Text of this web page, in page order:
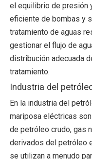
el equilibrio de presión
eficiente de bombas y
tratamiento de aguas
gestionar el flujo de
distribución adecuada
tratamiento.
Industria del
En la industria del
mariposa eléctricas
de petróleo crudo, gas
derivados del petróleo
se utilizan a menudo